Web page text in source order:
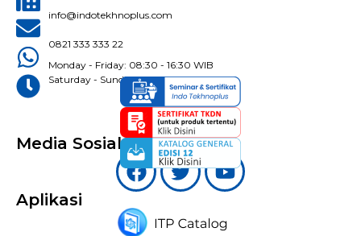
info@indotekhnoplus.com
0821 333 333 22
Monday - Friday: 08:30 - 16:30 WIB
Saturday - Sunday: Closed
Media Sosial
Aplikasi